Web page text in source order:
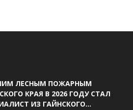
ЛЕСНЫМ ПОЖАРНЫМ
КРАЯ В 2026 ГОДУ СТАЛ
ИЗ ГАЙНСКОГО...